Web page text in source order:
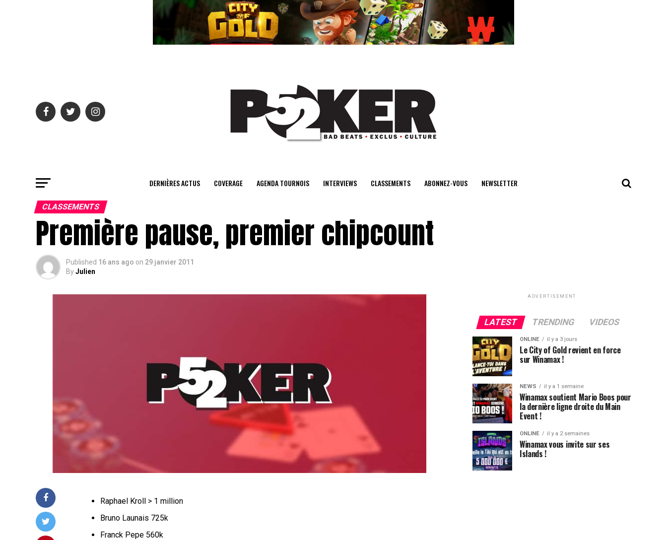
center>
DERNIÈRES ACTUS COVERAGE AGENDA TOURNOIS INTERVIEWS CLASSEMENTS ABONNEZ-VOUS NEWSLETTER
CLASSEMENTS
Première pause, premier chipcount
Published 16 ans ago on 29 janvier 2011
ByJulien
Raphael Kroll > 1 million
Bruno Launais 725k
Franck Pepe 560k
ADVERTISEMENT
LATEST TRENDING VIDEOS
ONLINE il y a 3 jours
Le City of Gold revient en force
sur Winamax !
NEWS il y a 1 semaine
Winamax soutient Mario Boos pour
la dernière ligne droite du Main
Event !
ONLINE il y a 2 semaines
Winamax vous invite sur ses
Islands !